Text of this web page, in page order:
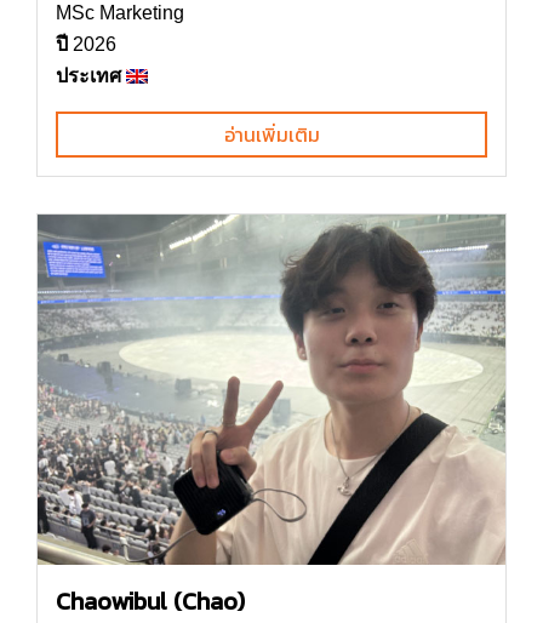
MSc Marketing
ปี 2026
ประเทศ
อ่านเพิ่มเติม
Chaowibul (Chao)